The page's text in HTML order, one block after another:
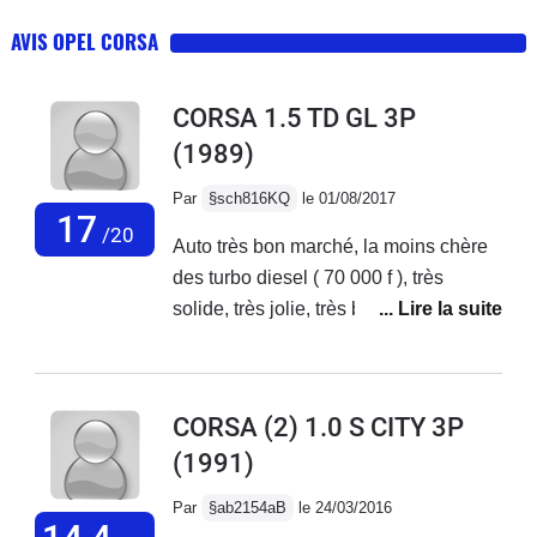
AVIS OPEL CORSA
17 /20
CORSA 1.5 TD GL 3P
(1989)
Par §sch816KQ le 01/08/2017
Auto très bon marché, la moins chère
des turbo diesel ( 70 000 f ), très
solide, très jolie, très bonne sécurité
équipement très complet ( avertisseur
séparation, compte-tours,
suralimentation ), plaisir de conduire,
CORSA (2) 1.0 S CITY 3P
(1991)
Par §ab2154aB le 24/03/2016